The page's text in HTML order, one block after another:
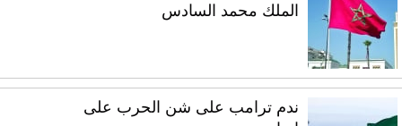
الملك محمد السادس
ندم ترامب على شن الحرب على